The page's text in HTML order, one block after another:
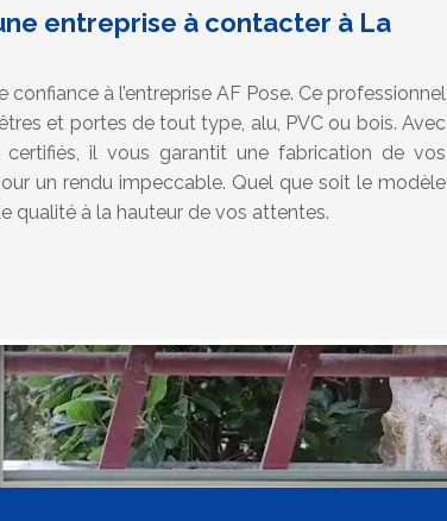
entreprise à contacter à La
à l’entreprise AF Pose. Ce professionnel
et portes de tout type, alu, PVC ou bois. Avec
il vous garantit une fabrication de vos
un rendu impeccable. Quel que soit le modèle
qualité à la hauteur de vos attentes.